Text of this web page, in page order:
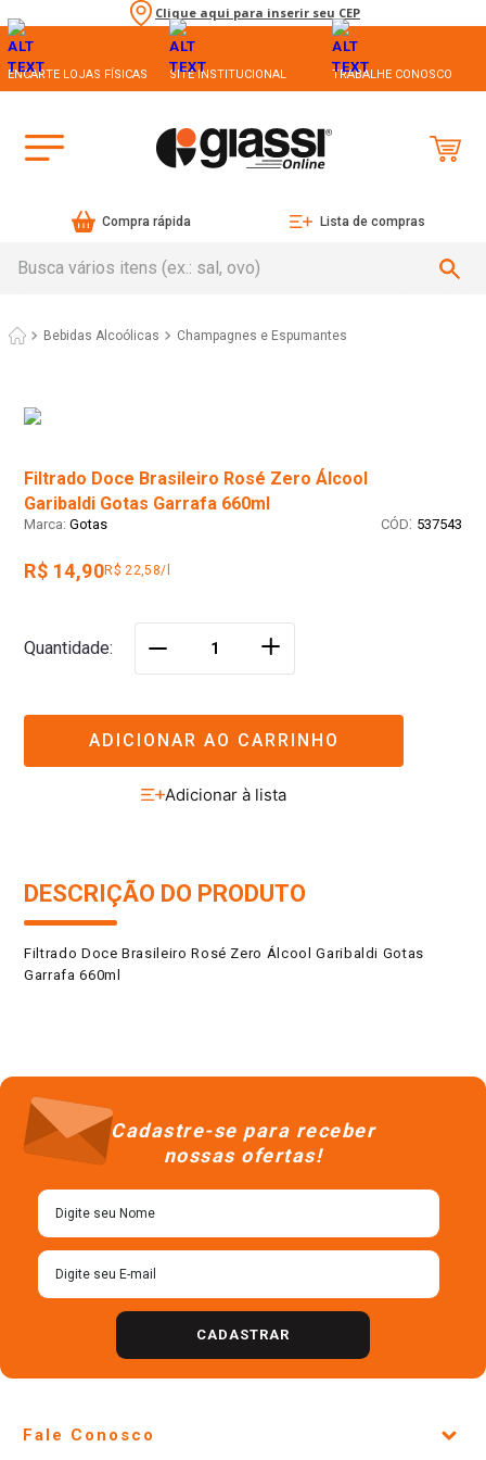
Clique aqui para inserir seu CEP
ENCARTE LOJAS FÍSICAS SITE INSTITUCIONAL TRABALHE CONOSCO
Compra rápida Lista de compras
Bebidas Alcoólicas Champagnes e Espumantes
Filtrado Doce Brasileiro Rosé Zero Álcool
Garibaldi Gotas Garrafa 660ml
Gotas : 537543
R$ 14,90R$ 22,58/l
Quantidade ＋
ADICIONAR AO CARRINHO
DESCRIÇÃO DO PRODUTO
Filtrado Doce Brasileiro Rosé Zero Álcool Garibaldi Gotas
Garrafa 660ml
Cadastre-se para receber
nossas ofertas!
CADASTRAR
Fale Conosco